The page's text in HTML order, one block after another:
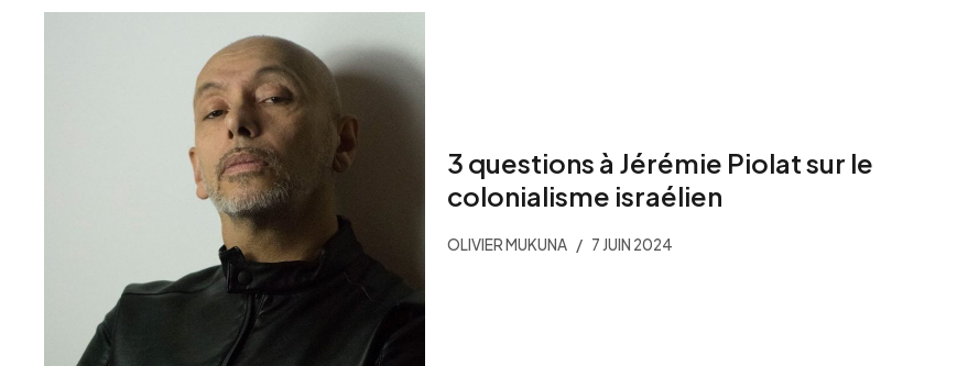
3 questions à Jérémie Piolat sur le
colonialisme israélien
OLIVIER MUKUNA 7 JUIN 2024